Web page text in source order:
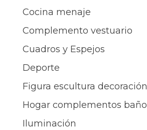
Cocina menaje
Complemento vestuario
Cuadros y Espejos
Deporte
Figura escultura decoración
Hogar complementos baño
Iluminación